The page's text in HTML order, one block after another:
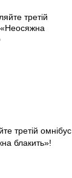
третій омнібус
блакить»!